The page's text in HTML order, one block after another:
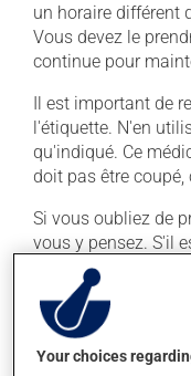
un horaire différent
Vous devez le
continue pour
Il est important de
l'étiquette. N'en
qu'indiqué. Ce
doit pas être coupé,
Si vous oubliez de
vous y pensez. S'il
suivante, laissez
Ne doublez pas la
rattraper. Ce
l'estomac : prenez-
d'éviter les
Your choices